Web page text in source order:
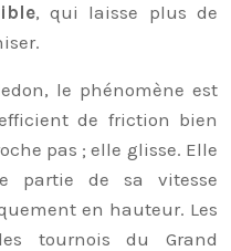
, qui laisse plus de
le phénomène est
de friction bien
pas ; elle glisse. Elle
partie de sa vitesse
en hauteur. Les
tournois du Grand